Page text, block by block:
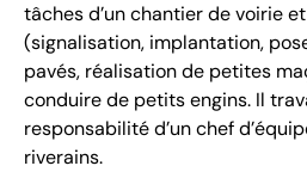
tâches d’un chantier de voirie
(signalisation, implantation,
pavés, réalisation de petites
conduire de petits engins. Il
responsabilité d’un chef
riverains.